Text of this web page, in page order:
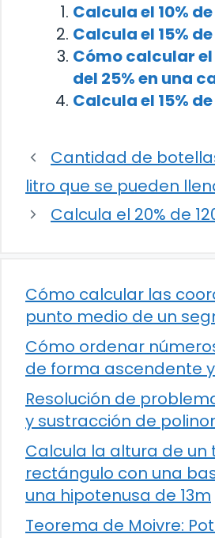
Calcula el 10%
Calcula el 15%
Cómo calcular
del 25% en una
Calcula el 15%
Cantidad de
litro que se pueden
Calcula el 20% de
Cómo calcular las
punto medio de un
Cómo ordenar
de forma ascendente
Resolución de
y sustracción de
Calcula la altura de un
rectángulo con una
una hipotenusa de 13m
Teorema de Moivre: